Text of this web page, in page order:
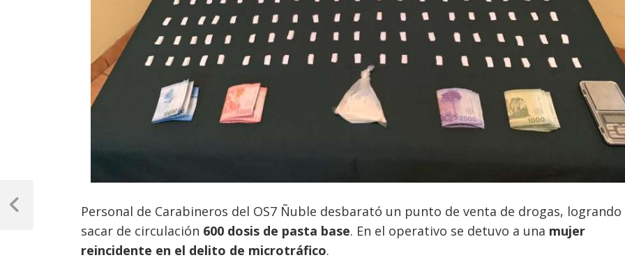
Personal de Carabineros del OS7 Ñuble desbarató un punto de venta de drogas, logrando
sacar de circulación 600 dosis de pasta base. En el operativo se detuvo a una mujer
reincidente en el delito de microtráfico.
Navegación
de
Previous